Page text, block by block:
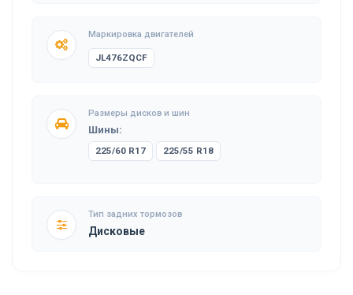
Маркировка двигателей
JL476ZQCF
Размеры дисков и шин
Шины:
225/60 R17 225/55 R18
Тип задних тормозов
Дисковые